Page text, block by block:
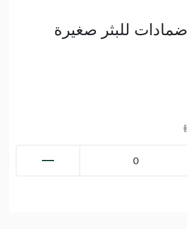
كومبيد ×6 ضمادات للبثر صغيرة
0